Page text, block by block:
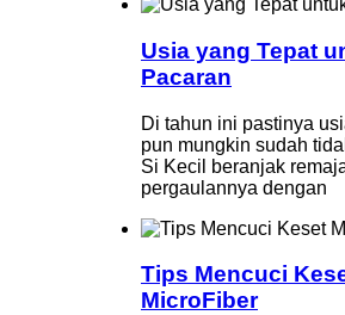
Usia yang Tepat
Pacaran
Di tahun ini pastinya
pun mungkin sudah
Si Kecil beranjak
pergaulannya dengan
Tips Mencuci
MicroFiber